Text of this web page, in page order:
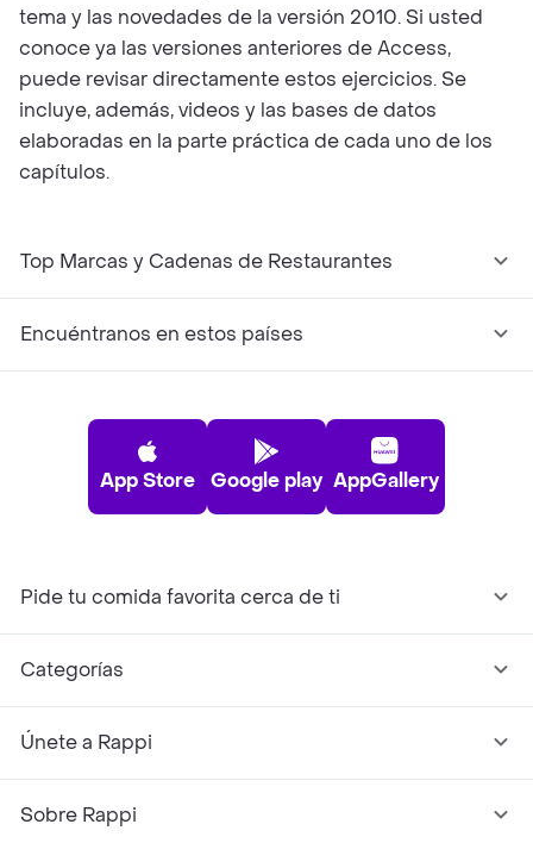
tema y las novedades de la versión 2010. Si usted
conoce ya las versiones anteriores de Access,
puede revisar directamente estos ejercicios. Se
incluye, además, videos y las bases de datos
elaboradas en la parte práctica de cada uno de los
capítulos.
Top Marcas y Cadenas de Restaurantes
Encuéntranos en estos países
App Store Google play AppGallery
Pide tu comida favorita cerca de ti
Categorías
Únete a Rappi
Sobre Rappi